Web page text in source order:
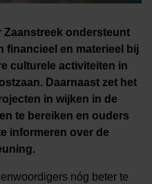
ondersteunt
financieel en materieel bij
culturele activiteiten in
Daarnaast zet het
in wijken in de
te bereiken en ouders
informeren over de
nóg beter te